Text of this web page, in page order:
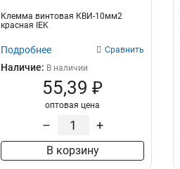
Клемма винтовая КВИ-10мм2
красная IEK
Подробнее Сравнить
Наличие: В наличии
55,39 ₽
оптовая цена
– +
В корзину